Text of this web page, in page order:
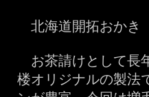
北海道開拓おか
お茶請けとして長
楼オリジナルの製法